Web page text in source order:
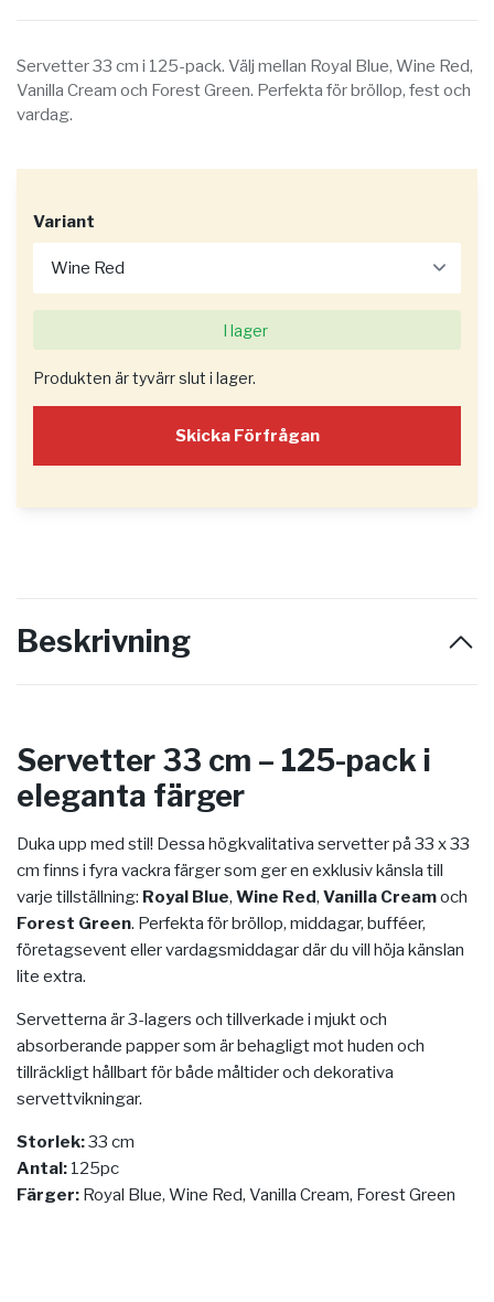
Servetter 33 cm i 125-pack. Välj mellan Royal Blue, Wine Red,
Vanilla Cream och Forest Green. Perfekta för bröllop, fest och
vardag.
Variant
I lager
Produkten är tyvärr slut i lager.
Skicka Förfrågan
Beskrivning
Servetter 33 cm – 125-pack i
eleganta färger
Duka upp med stil! Dessa högkvalitativa servetter på 33 x 33
cm finns i fyra vackra färger som ger en exklusiv känsla till
varje tillställning: Royal Blue, Wine Red, Vanilla Creamoch
Forest Green. Perfekta för bröllop, middagar, bufféer,
företagsevent eller vardagsmiddagar där du vill höja känslan
lite extra.
Servetterna är 3-lagers och tillverkade i mjukt och
absorberande papper som är behagligt mot huden och
tillräckligt hållbart för både måltider och dekorativa
servettvikningar.
Storlek:33 cm
Antal: 125pc
Färger: Royal Blue, Wine Red, Vanilla Cream, Forest Green